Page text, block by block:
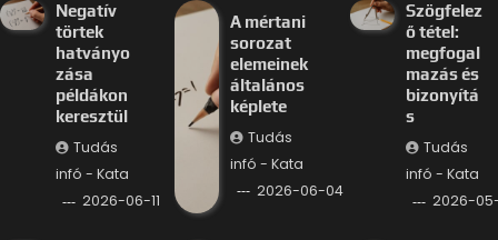
Negatív
törtek
hatványo
zása
példákon
keresztül
Tudás
infó - Kata
2026-06-11
A mértani
sorozat
elemeinek
általános
képlete
Tudás
infó - Kata
2026-06-04
Szögfelez
ő tétel:
megfogal
mazás és
bizonyítá
s
Tudás
infó - Kata
2026-